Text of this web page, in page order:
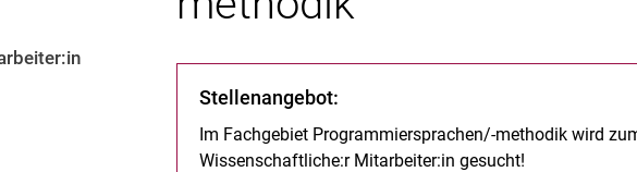
Stellenangebot:
Im Fachgebiet Programmiersprachen/-methodik wird
Wissenschaftliche:r Mitarbeiter:in gesucht!